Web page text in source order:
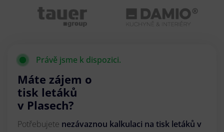
Právě jsme k dispozici.
Máte zájem o
tisk letáků
v Plasech?
Potřebujete nezávaznou kalkulaci na tisk letáků v